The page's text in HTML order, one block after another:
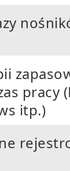
pracy
itp.)